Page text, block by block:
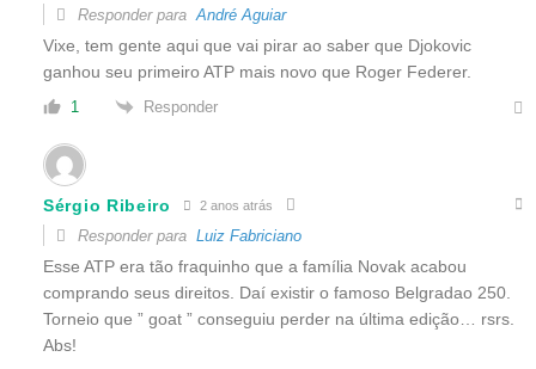
Responder paraAndré Aguiar
Vixe, tem gente aqui que vai pirar ao saber que Djokovic
ganhou seu primeiro ATP mais novo que Roger Federer.
1 Responder
Sérgio Ribeiro 2 anos atrás
Responder para Luiz Fabriciano
Esse ATP era tão fraquinho que a família Novak acabou
comprando seus direitos. Daí existir o famoso Belgradao 250.
Torneio que ” goat ” conseguiu perder na última edição… rsrs.
Abs!